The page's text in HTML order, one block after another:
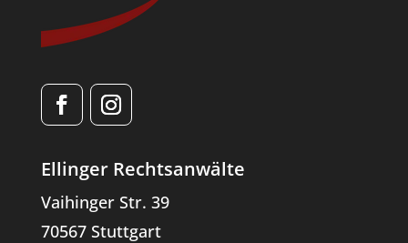
Ellinger Rechtsanwälte
Vaihinger Str. 39
70567 Stuttgart